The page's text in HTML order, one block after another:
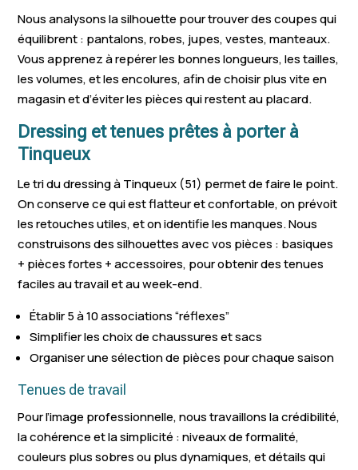
Nous analysons la silhouette pour trouver des coupes qui
équilibrent : pantalons, robes, jupes, vestes, manteaux.
Vous apprenez à repérer les bonnes longueurs, les tailles,
les volumes, et les encolures, afin de choisir plus vite en
magasin et d’éviter les pièces qui restent au placard.
Dressing et tenues prêtes à porter à
Tinqueux
Le tri du dressing à Tinqueux (51) permet de faire le point.
On conserve ce qui est flatteur et confortable, on prévoit
les retouches utiles, et on identifie les manques. Nous
construisons des silhouettes avec vos pièces : basiques
+ pièces fortes + accessoires, pour obtenir des tenues
faciles au travail et au week-end.
Établir 5 à 10 associations “réflexes”
Simplifier les choix de chaussures et sacs
Organiser une sélection de pièces pour chaque saison
Tenues de travail
Pour l’image professionnelle, nous travaillons la crédibilité,
la cohérence et la simplicité : niveaux de formalité,
couleurs plus sobres ou plus dynamiques, et détails qui